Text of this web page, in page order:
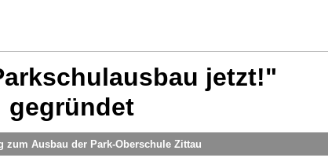
jetzt!"
gegründet
zum Ausbau der Park-Oberschule Zittau